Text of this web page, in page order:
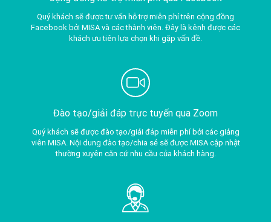
Quý khách sẽ được tư vấn hỗ trợ miễn phí trên cộng đồng
Facebook bởi MISA và các thành viên. Đây là kênh được các
khách ưu tiên lựa chọn khi gặp vấn đề.
Đào tạo/giải đáp trực tuyến qua Zoom
Quý khách sẽ được đào tạo/giải đáp miễn phí bởi các giảng
viên MISA. Nội dung đào tạo/chia sẻ sẽ được MISA cập nhật
thường xuyên căn cứ nhu cầu của khách hàng.